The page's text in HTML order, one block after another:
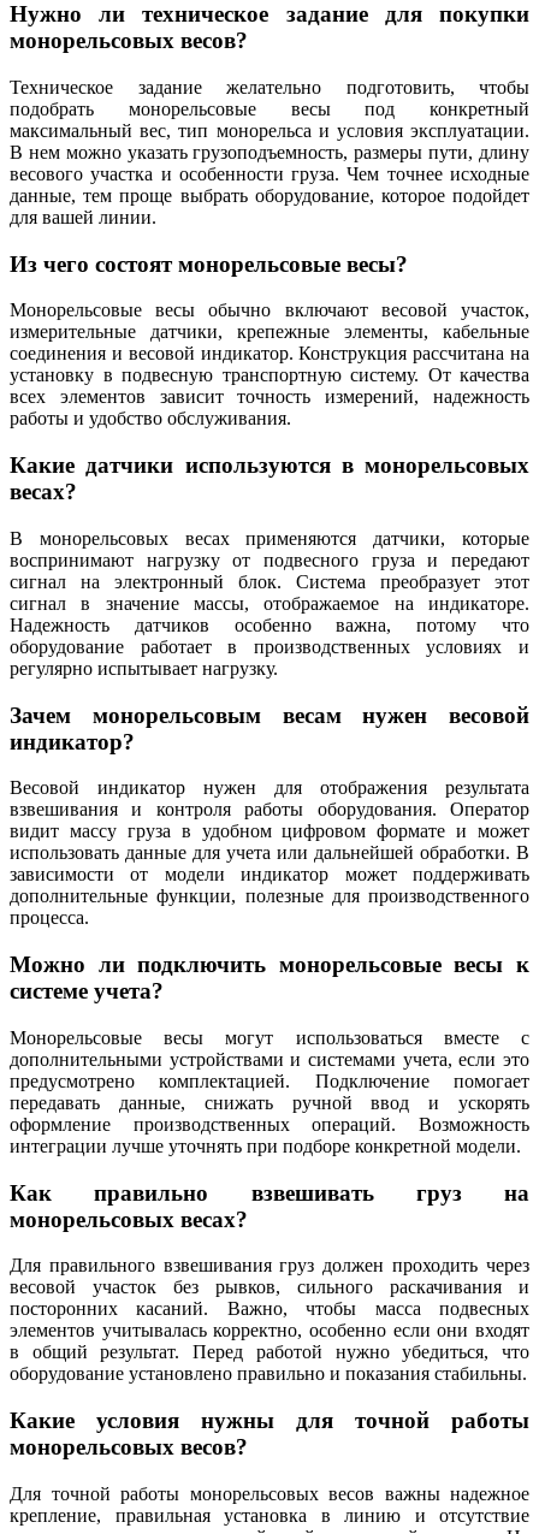
Нужно ли техническое задание для покупки
монорельсовых весов?
Техническое задание желательно подготовить, чтобы
подобрать монорельсовые весы под конкретный
максимальный вес, тип монорельса и условия эксплуатации.
В нем можно указать грузоподъемность, размеры пути, длину
весового участка и особенности груза. Чем точнее исходные
данные, тем проще выбрать оборудование, которое подойдет
для вашей линии.
Из чего состоят монорельсовые весы?
Монорельсовые весы обычно включают весовой участок,
измерительные датчики, крепежные элементы, кабельные
соединения и весовой индикатор. Конструкция рассчитана на
установку в подвесную транспортную систему. От качества
всех элементов зависит точность измерений, надежность
работы и удобство обслуживания.
Какие датчики используются в монорельсовых
весах?
В монорельсовых весах применяются датчики, которые
воспринимают нагрузку от подвесного груза и передают
сигнал на электронный блок. Система преобразует этот
сигнал в значение массы, отображаемое на индикаторе.
Надежность датчиков особенно важна, потому что
оборудование работает в производственных условиях и
регулярно испытывает нагрузку.
Зачем монорельсовым весам нужен весовой
индикатор?
Весовой индикатор нужен для отображения результата
взвешивания и контроля работы оборудования. Оператор
видит массу груза в удобном цифровом формате и может
использовать данные для учета или дальнейшей обработки. В
зависимости от модели индикатор может поддерживать
дополнительные функции, полезные для производственного
процесса.
Можно ли подключить монорельсовые весы к
системе учета?
Монорельсовые весы могут использоваться вместе с
дополнительными устройствами и системами учета, если это
предусмотрено комплектацией. Подключение помогает
передавать данные, снижать ручной ввод и ускорять
оформление производственных операций. Возможность
интеграции лучше уточнять при подборе конкретной модели.
Как правильно взвешивать груз на
монорельсовых весах?
Для правильного взвешивания груз должен проходить через
весовой участок без рывков, сильного раскачивания и
посторонних касаний. Важно, чтобы масса подвесных
элементов учитывалась корректно, особенно если они входят
в общий результат. Перед работой нужно убедиться, что
оборудование установлено правильно и показания стабильны.
Какие условия нужны для точной работы
монорельсовых весов?
Для точной работы монорельсовых весов важны надежное
крепление, правильная установка в линию и отсутствие